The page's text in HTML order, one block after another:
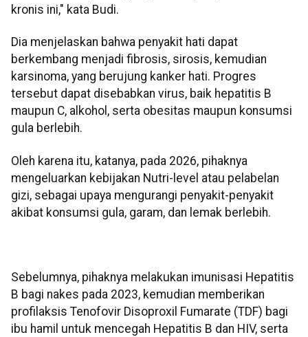
kronis ini," kata Budi.
Dia menjelaskan bahwa penyakit hati dapat
berkembang menjadi fibrosis, sirosis, kemudian
karsinoma, yang berujung kanker hati. Progres
tersebut dapat disebabkan virus, baik hepatitis B
maupun C, alkohol, serta obesitas maupun konsumsi
gula berlebih.
Oleh karena itu, katanya, pada 2026, pihaknya
mengeluarkan kebijakan Nutri-level atau pelabelan
gizi, sebagai upaya mengurangi penyakit-penyakit
akibat konsumsi gula, garam, dan lemak berlebih.
Sebelumnya, pihaknya melakukan imunisasi Hepatitis
B bagi nakes pada 2023, kemudian memberikan
profilaksis Tenofovir Disoproxil Fumarate (TDF) bagi
ibu hamil untuk mencegah Hepatitis B dan HIV, serta